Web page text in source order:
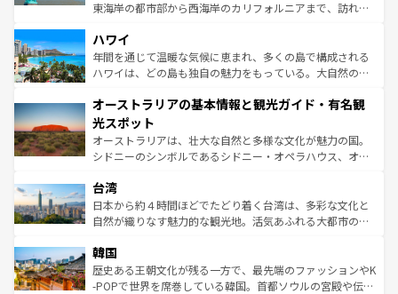
者向けの交通パス提供のサービスもあり、うまく活用すれ
着のスイス情報は
東海岸の都市部から西海岸のカリフォルニアまで、訪れる
のような巨大都市は、観光、ショッピング、エンターテイ
ンメントが詰まった刺激的なスポットだ。一方、アメリカ
西部には大自然が広がり、グランドキャニオンやイエロー
部のニューオーリンズでは、音楽と美食が融合した独特の
文化が魅力。旅行者はアメリカの各地域で異なる魅力を楽
しみながら、その多様性と豊かな歴史を感じることができ
るだろう。車でのロードトリップや列車の旅も、アメリカ
情報は
ハワイ
年間を通じて温暖な気候に恵まれ、多くの島で構成される
ハワイは、どの島も独自の魅力をもっている。大自然の神
ワイ島は見逃せない。また、定番の観光地といえばオアフ
島だが、静かな自然を求めるならマウイ島やカウアイ島が
おすすめ。エメラルドグリーンに輝く海をはじめ、豊かな
文化や歴史が息づいている。「アロハスピリット」と呼ば
人々、おいしいローカルフードやハワイアンミュージッ
ク、伝統的なフラダンスなど、すべてがハワイの魅力を彩
っている。訪れるたびに新しい発見と感動が待っているハ
はコンテンツ一覧
オーストラリアの基本情報と観光ガイド・有名観
光スポット
オーストラリアは、壮大な自然と多様な文化が魅力の国。
シドニーのシンボルであるシドニー・オペラハウス、オー
リアリーフや大陸中央部にそびえるウルル（エアーズロッ
ク）、タスマニアの美しい原生林やケアンズの熱帯雨林な
ど、見どころがたくさん。また、カフェやワイン、オージ
いる。アクティビティも充実しており、サーフィンやダイ
ビング、ハイキングなど、アウトドア好きにはたまらな
い。オーストラリアの多彩な魅力を存分に味わいつくそ
台湾
日本から約４時間ほどでたどり着く台湾は、多彩な文化と
自然が織りなす魅力的な観光地。活気あふれる大都市の台
ン）、静ひつな山岳地帯である台湾東部など、都市の喧騒
と山間の静けさが共存しており、訪れる人に新しい発見と
驚きをもたらしてくれる。また、奥深い台湾の食文化も魅
韓国
歴史ある王朝文化が残る一方で、最先端のファッションやK
-POPで世界を席巻している韓国。首都ソウルの宮殿や伝統